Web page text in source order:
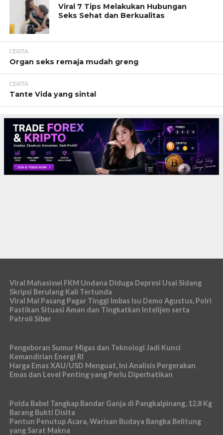
Viral 7 Tips Melakukan Hubungan
Seks Sehat dan Berkualitas
CERITA
Organ seks remaja mudah greng
CERITA
Tante Vida yang sintal
Viral Mahasiswi FKM Undana Diduga Depresi Usai Sidang
Skripsi Berulang Kali Tertunda
Viral Mal Pasang Pagar Tinggi Imbas Isu Demo Agustus, Polri
Pastikan Situasi Aman dan Tingkatkan Intelijen serta
Patroli Siber
Pengeboran Sumur Migas dan Teknologi Jadi Kunci
Kemandirian Energi RI
Harga Emas XAU/USD Menguat, Ini Analisis Pergerakan
Emas dan Level Penting yang Perlu Diperhatikan
Polda Babel Tangkap Bandar Ganja di Pangkalpinang, 12,8 Kg
Barang Bukti Disita
Pantun Penutup Acara, Warisan Budaya Bangka Belitung
yang Sarat Makna